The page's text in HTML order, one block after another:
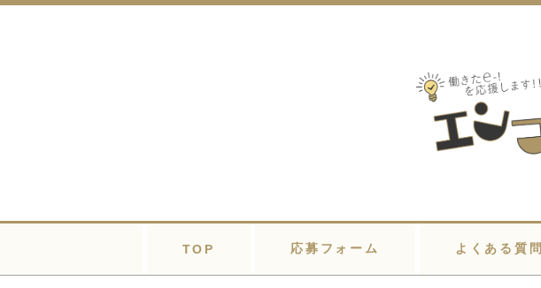
TOP 応募フォーム よくある質問